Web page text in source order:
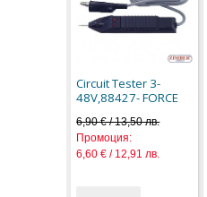
Circuit Tester 3-
48V,88427- FORCE
6,90 € / 13,50 лв.
Промоция:
6,60 € / 12,91 лв.